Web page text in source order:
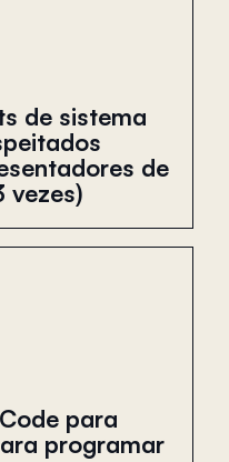
de sistema
de
vezes)
para
programar